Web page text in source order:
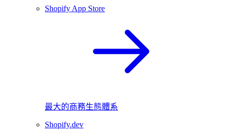
Shopify App Store
最大的商務生態體系
Shopify.dev